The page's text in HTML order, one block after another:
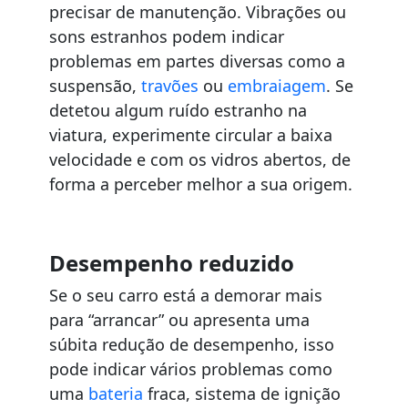
precisar de manutenção. Vibrações ou
sons estranhos podem indicar
problemas em partes diversas como a
suspensão,travões ou embraiagem. Se
detetou algum ruído estranho na
viatura, experimente circular a baixa
velocidade e com os vidros abertos, de
forma a perceber melhor a sua origem.
Desempenho reduzido
Se o seu carro está a demorar mais
para “arrancar” ou apresenta uma
súbita redução de desempenho, isso
pode indicar vários problemas como
uma bateria fraca, sistema de ignição